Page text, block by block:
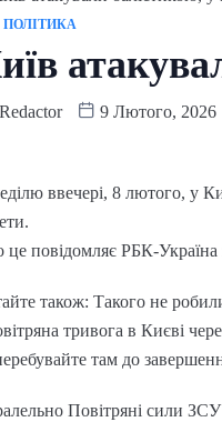
ПОЛІТИКА
Redactor 9 Лютого, 2026
ввечері, 8 лютого, у
це повідомляє РБК-
також: Такого не
тривога в Києві
там до
Повітряні сили ЗСУ